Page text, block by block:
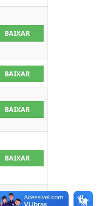
BAIXAR
BAIXAR
BAIXAR
BAIXAR